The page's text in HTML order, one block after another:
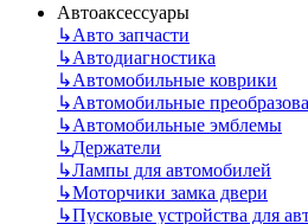
Автоаксессуары
↳Авто запчасти
↳Автодиагностика
↳Автомобильные коврики
↳Автомобильные
↳Автомобильные эмблемы
↳Держатели
↳Лампы для автомобилей
↳Моторчики замка двери
↳Пусковые устройства для